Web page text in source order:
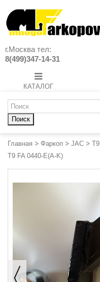
г.Москва тел:
8(499)347-14-31
КАТАЛОГ
Поиск
Главная > Фаркоп > JAC > T9
T9 FA 0440-E(A-K)